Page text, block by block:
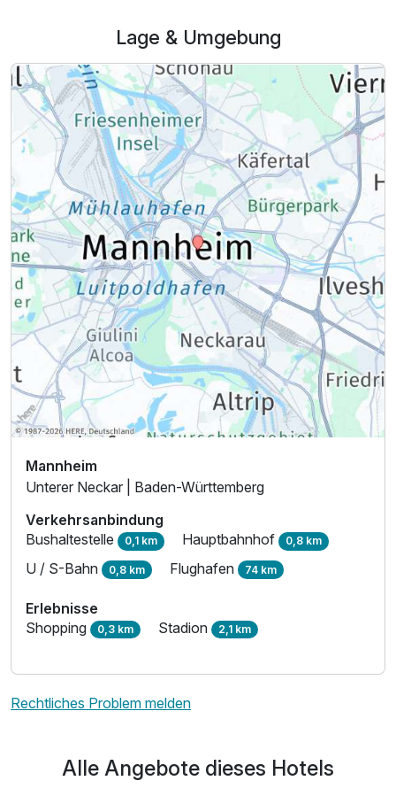
Lage & Umgebung
Mannheim
Unterer Neckar | Baden-Württemberg
Verkehrsanbindung
Bushaltestelle 0,1 km Hauptbahnhof 0,8 km
U / S-Bahn 0,8 km Flughafen 74 km
Erlebnisse
Shopping 0,3 km Stadion 2,1 km
Rechtliches Problem melden
Alle Angebote dieses Hotels